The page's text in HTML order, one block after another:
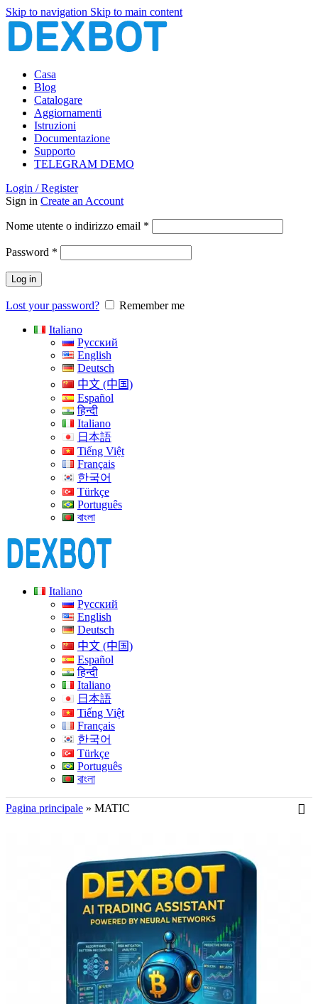
Skip to navigation Skip to main content
Casa
Blog
Catalogare
Aggiornamenti
Istruzioni
Documentazione
Supporto
TELEGRAM DEMO
Login / Register
Sign in Create an Account
Nome utente o indirizzo email *
Password *
Log in
Lost your password?
Remember me
Italiano
Русский
English
Deutsch
中文 (中国)
Español
हिन्दी
Italiano
日本語
Tiếng Việt
Français
한국어
Türkçe
Português
বাংলা
Italiano
Русский
English
Deutsch
中文 (中国)
Español
हिन्दी
Italiano
日本語
Tiếng Việt
Français
한국어
Türkçe
Português
বাংলা
Pagina principale » MATIC